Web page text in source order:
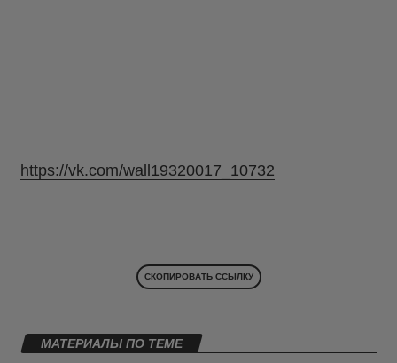
https://vk.com/wall19320017_10732
СКОПИРОВАТЬ ССЫЛКУ
МАТЕРИАЛЫ ПО ТЕМЕ